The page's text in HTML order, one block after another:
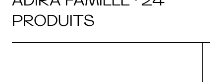
PRODUITS